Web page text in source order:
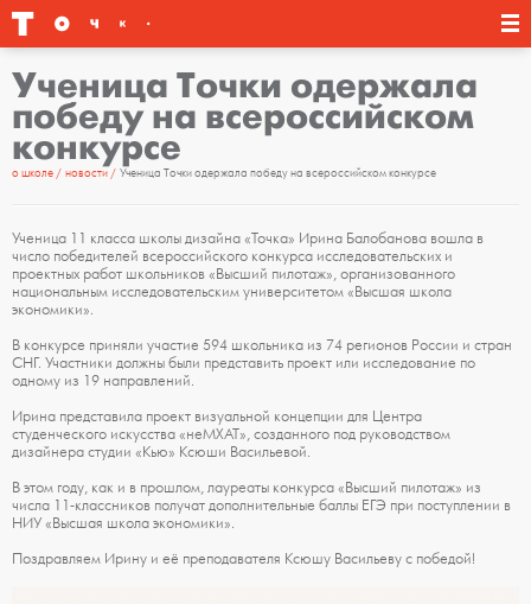
Ученица Точки одержала
победу на всероссийском
конкурсе
о школе новости Ученица Точки одержала победу на всероссийском конкурсе
Ученица 11 класса школы дизайна «Точка» Ирина Балобанова вошла в
число победителей всероссийского конкурса исследовательских и
проектных работ школьников «Высший пилотаж», организованного
национальным исследовательским университетом «Высшая школа
экономики».
В конкурсе приняли участие 594 школьника из 74 регионов России и стран
СНГ. Участники должны были представить проект или исследование по
одному из 19 направлений.
Ирина представила проект визуальной концепции для Центра
студенческого искусства «неМХАТ», созданного под руководством
дизайнера студии «Кью» Ксюши Васильевой.
В этом году, как и в прошлом, лауреаты конкурса «Высший пилотаж» из
числа 11-классников получат дополнительные баллы ЕГЭ при поступлении в
НИУ «Высшая школа экономики».
Поздравляем Ирину и её преподавателя Ксюшу Васильеву с победой!